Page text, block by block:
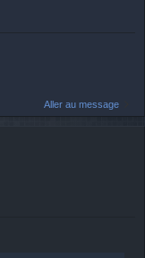
Aller au message